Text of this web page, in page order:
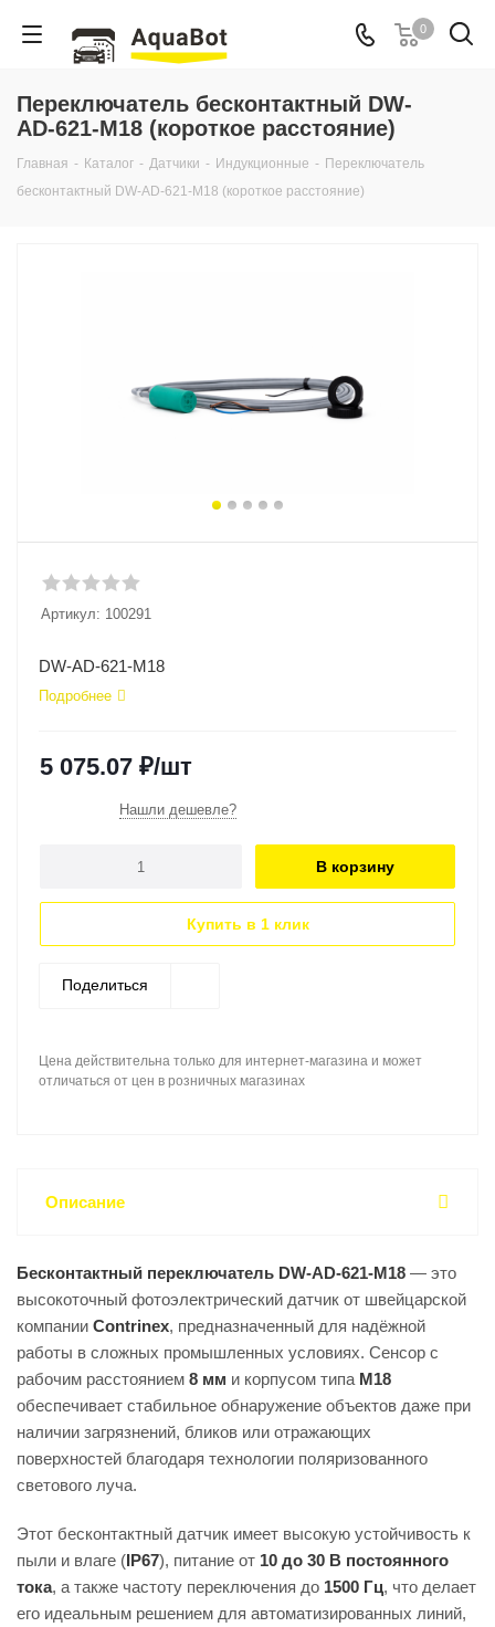
0
Переключатель бесконтактный DW-
AD-621-M18 (короткое расстояние)
Главная - Каталог - Датчики - Индукционные - Переключатель
бесконтактный DW-AD-621-M18 (короткое расстояние)
Артикул: 100291
DW-AD-621-M18
Подробнее
5 075.07 ₽/шт
Нашли дешевле?
В корзину
Купить в 1 клик
Поделиться
Цена действительна только для интернет-магазина и может
отличаться от цен в розничных магазинах
Описание
Бесконтактный переключатель DW-AD-621-M18 — это
высокоточный фотоэлектрический датчик от швейцарской
компании Contrinex, предназначенный для надёжной
работы в сложных промышленных условиях. Сенсор с
рабочим расстоянием 8 мм и корпусом типа M18
обеспечивает стабильное обнаружение объектов даже при
наличии загрязнений, бликов или отражающих
поверхностей благодаря технологии поляризованного
светового луча.
Этот бесконтактный датчик имеет высокую устойчивость к
пыли и влаге (IP67), питание от 10 до 30 В постоянного
тока, а также частоту переключения до 1500 Гц, что делает
его идеальным решением для автоматизированных линий,